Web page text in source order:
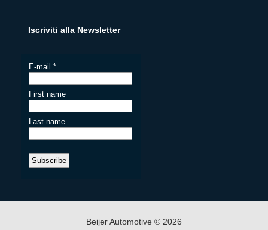
Iscriviti alla Newsletter
Beijer Automotive © 2026